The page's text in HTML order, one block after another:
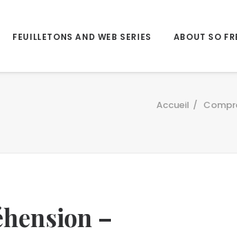
FEUILLETONS AND WEB SERIES ABOUT SO
Accueil
–